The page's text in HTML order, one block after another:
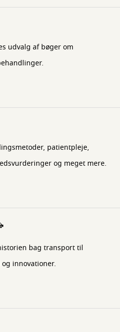
udvalg af bøger om
patientpleje,
og meget mere.
bag transport til
innovationer.